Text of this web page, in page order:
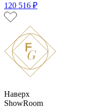
120 516 ₽
Наверх
ShowRoom